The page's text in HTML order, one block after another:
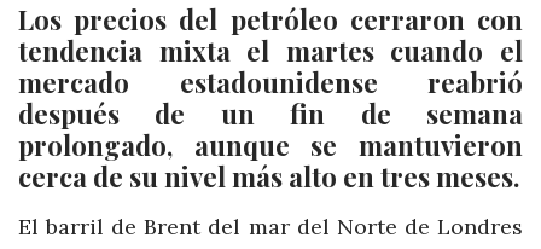
Los precios del petróleo cerraron con
tendencia mixta el martes cuando el
mercado estadounidense reabrió
después de un fin de semana
prolongado, aunque se mantuvieron
cerca de su nivel más alto en tres meses.
El barril de Brent del mar del Norte de Londres